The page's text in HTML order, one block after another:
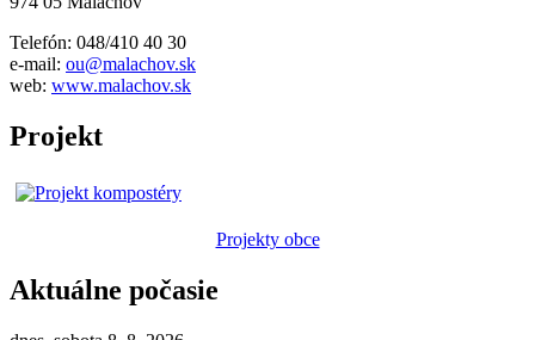
Telefón: 048/410 40 30
e-mail: ou@malachov.sk
web: www.malachov.sk
Projekt
Projekty obce
Aktuálne počasie